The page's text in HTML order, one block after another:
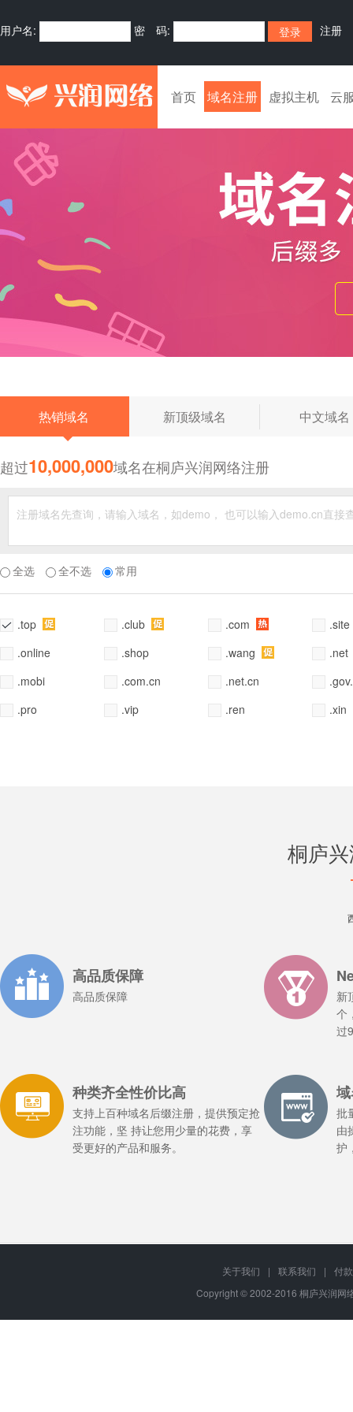
用户名: 密 码: 注册
首页 域名注册 虚拟主机 云
热销域名 新顶级域名 中文域名
超过10,000,000域名在桐庐兴润网络注册
全选 全不选 常用
.top .club .com
.site
.online
.shop .wang
.net
.mobi
.com.cn .net.cn
.pro
.vip .ren .xin
桐庐
高品质保障
高品质保障
新
个
过
种类齐全性价比高
支持上百种域名后缀注册，提供预定抢
注功能，坚 持让您用少量的花费，享
受更好的产品和服务。
批
由
护
关于我们 | 联系我们 |
付
Copyright © 2002-2016 桐庐兴润